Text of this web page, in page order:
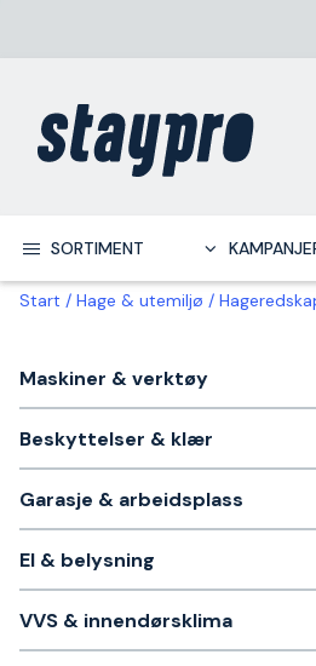
SORTIMENT
Start Hage & utemiljø
Maskiner & verktøy
Beskyttelser & klær
Garasje & arbeidsplass
El & belysning
VVS & innendørsklima